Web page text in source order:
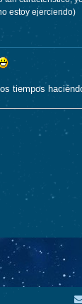
estoy ejerciendo)
tiempos